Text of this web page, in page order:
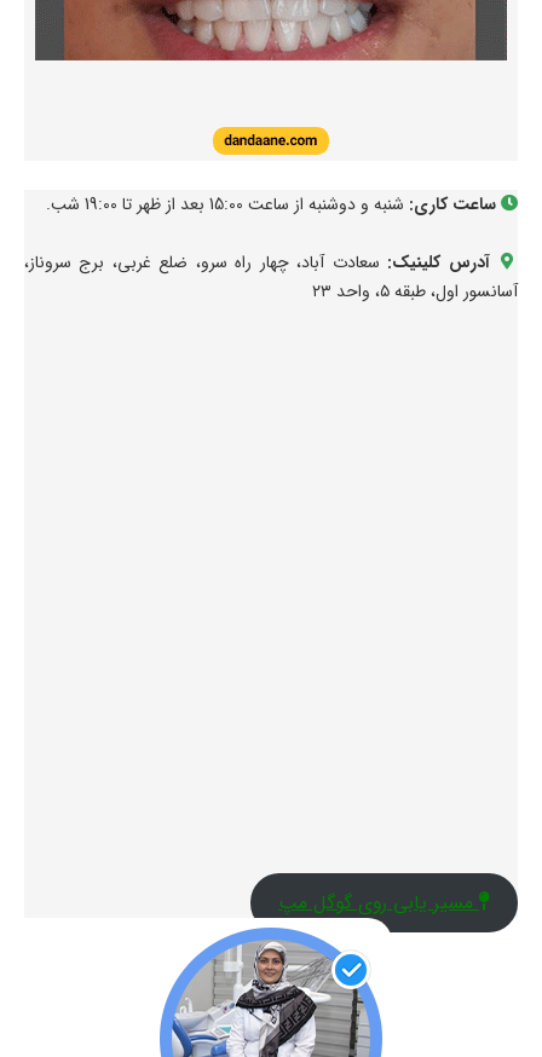
ساعت کاری: شنبه و دوشنبه از ساعت 15:00 بعد از ظهر تا 19:00 شب.
آدرس کلینیک: سعادت آباد، چهار راه سرو، ضلع غربی، برج سروناز،
آسانسور اول، طبقه ۵، واحد ۲۳
مسیر یابی روی گوگل مپ